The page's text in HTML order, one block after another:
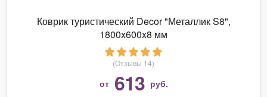
Коврик туристический Decor "Металлик S8",
1800x600x8 мм
(Отзывы 14)
от 613 руб.